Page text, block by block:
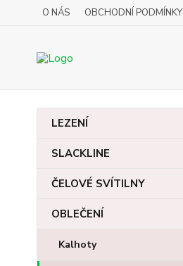
O NÁS OBCHODNÍ PODMÍNKY
LEZENÍ
SLACKLINE
ČELOVÉ SVÍTILNY
OBLEČENÍ
Kalhoty